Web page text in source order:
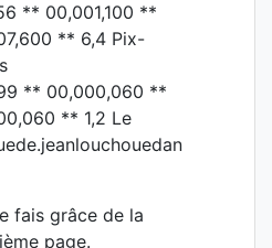
** 00,001,100 **
** 6,4 Pix-
** 00,000,060 **
** 1,2 Le
fais grâce de la
page.